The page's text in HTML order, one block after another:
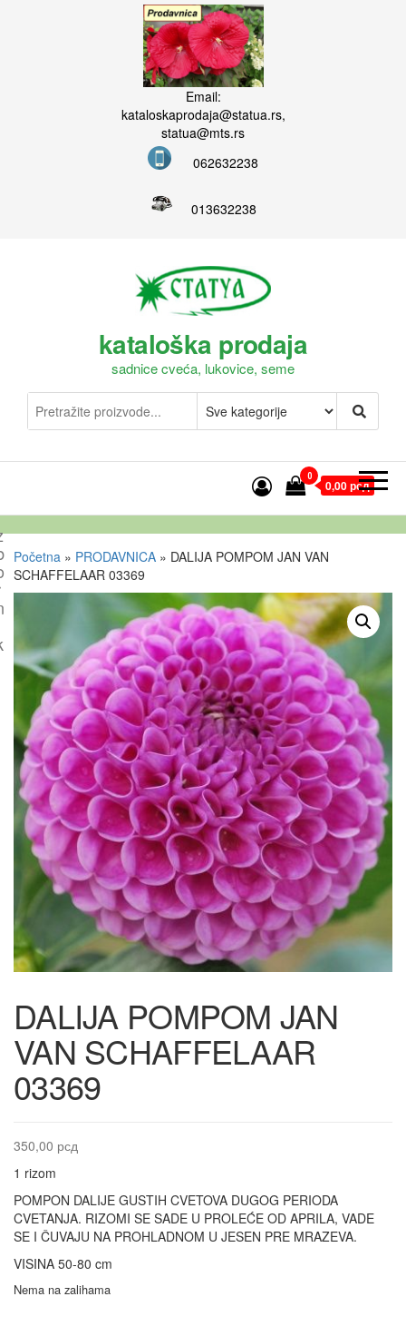
Email:
kataloskaprodaja@statua.rs,
statua@mts.rs
062632238
013632238
kataloška prodaja
sadnice cveća, lukovice, seme
0
0,00 рсд
Početna » PRODAVNICA » DALIJA POMPOM JAN VAN
SCHAFFELAAR 03369
DALIJA POMPOM JAN
VAN SCHAFFELAAR
03369
350,00 рсд
1 rizom
POMPON DALIJE GUSTIH CVETOVA DUGOG PERIODA
CVETANJA. RIZOMI SE SADE U PROLEĆE OD APRILA, VADE
SE I ČUVAJU NA PROHLADNOM U JESEN PRE MRAZEVA.
VISINA 50-80 cm
Nema na zalihama